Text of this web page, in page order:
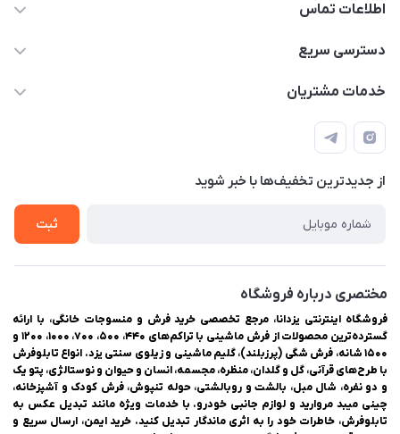
اطلاعات تماس
03538252575
اینترنتی یزدانا
دسترسی سریع
حساب کاربری
لیست محصولات
درباره ما
خدمات مشتریان
راهنمای ثبت سفارش
حریم خصوصی
سوالات متداول
از جدید‌ترین تخفیف‌ها با‌ خبر شوید
ثبت
مختصری درباره فروشگاه
فروشگاه اینترنتی یزدانا، مرجع تخصصی خرید فرش و منسوجات خانگی، با ارائه
گسترده‌ترین محصولات از فرش ماشینی با تراکم‌های ۴۴۰، ۵۰۰، ۷۰۰، ۱۰۰۰، ۱۲۰۰ و
۱۵۰۰ شانه، فرش شگی (پرزبلند)، گلیم ماشینی و زیلوی سنتی یزد. انواع تابلوفرش
با طرح‌های قرآنی، گل و گلدان، منظره، مجسمه، انسان و حیوان و نوستالژی، پتو یک
و دو نفره، شال مبل، بالشت و روبالشتی، حوله تنپوش، فرش کودک و آشپزخانه،
چینی میبد مروارید و لوازم جانبی خودرو. با خدمات ویژه مانند تبدیل عکس به
تابلوفرش، خاطرات خود را به اثری ماندگار تبدیل کنید. خرید ایمن، ارسال سریع و